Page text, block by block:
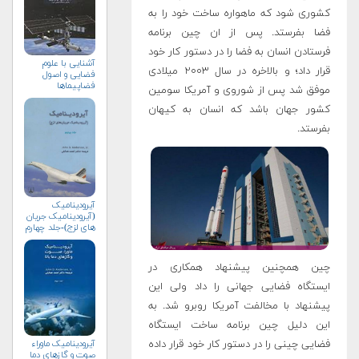
کشوری شود که ماهواره ساخت خود را به
فضا بفرستد. پس از ان چین برنامه
فرستادن انسان به فضا را در دستور کار خود
قرار داد؛ و بالاخره در سال ۲۰۰۳ میلادی
موفق شد پس از شوروی و آمریکا سومین
کشور جهان باشد که انسان به کیهان
بفرستد.
چین همچنین پیشنهاد همکاری در
ایستگاه فضایی جهانی را داد ولی این
پیشنهاد با مخالفت آمریکا روبرو شد. به
این دلیل چین برنامه ساخت ایستگاه
فضایی چینی را در دستور کار خود قرار داده
آشنایی با علوم
فضایی و اصول
فضاپیماها
آیرودینامیک
(آیرودینامیک جریان
های لزج)-جلد چهارم
آیرودینامیک ماوراء
صوت و گازهای دما